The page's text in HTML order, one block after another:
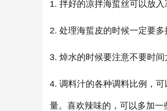
1. 拌好的凉拌海蜇丝可以放
2. 处理海蜇皮的时候一定要
3. 焯水的时候要注意不要时间
4. 调料汁的各种调料比例，
量。喜欢辣味的，可以多加一